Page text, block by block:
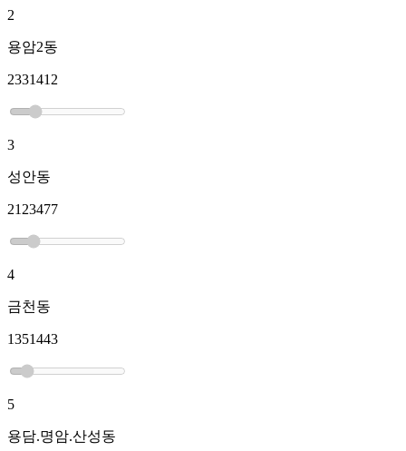
2
용암2동
2331412
3
성안동
2123477
4
금천동
1351443
5
용담.명암.산성동